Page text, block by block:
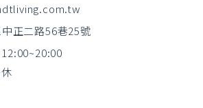
正二路56巷25號